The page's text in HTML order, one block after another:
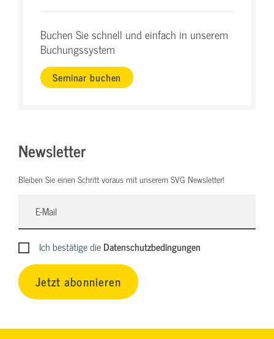
Buchen Sie schnell und einfach in unserem
Buchungssystem
Seminar buchen
Newsletter
Bleiben Sie einen Schritt voraus mit unserem SVG Newsletter!
Ich bestätige dieDatenschutzbedingungen
Jetzt abonnieren